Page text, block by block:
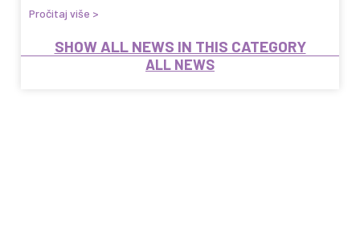
Pročitaj više >
SHOW ALL NEWS IN THIS CATEGORY
ALL NEWS